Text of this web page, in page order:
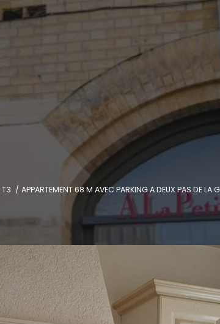
T3 APPARTEMENT 68 M AVEC PARKING A DEUX PAS DE LA